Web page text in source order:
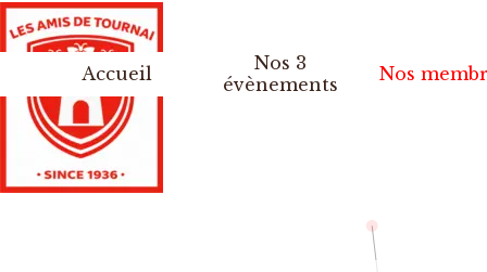
Aller au contenu
Accueil
Nos 3
évènements
▼
Nos